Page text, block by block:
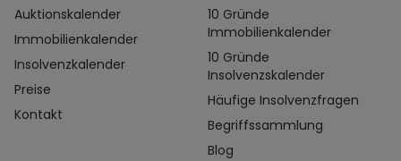
Auktionskalender
Immobilienkalender
Insolvenzkalender
Preise
Kontakt
10 Gründe
Immobilienkalender
10 Gründe
Insolvenzskalender
Häufige Insolvenzfragen
Begriffssammlung
Blog